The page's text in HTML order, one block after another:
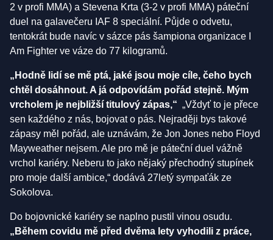
2 v profi MMA) a Stevena Krta (3-2 v profi MMA) páteční
duel na galavečeru IAF 8 speciální. Půjde o odvetu,
tentokrát bude navíc v sázce pás šampiona organizace I
Am Fighter ve váze do 77 kilogramů.
„Hodně lidí se mě ptá, jaké jsou moje cíle, čeho bych
chtěl dosáhnout. A já odpovídám pořád stejně. Mým
vrcholem je nejbližší titulový zápas,“ „Vždyť to je přece
sen každého z nás, bojovat o pás. Nejraději bys takové
zápasy měl pořád, ale uznávám, že Jon Jones nebo Floyd
Mayweather nejsem. Ale pro mě je páteční duel vážně
vrchol kariéry. Neberu to jako nějaký přechodný stupínek
pro moje další ambice,“ dodává 27letý sympaťák ze
Sokolova.
Do bojovnické kariéry se naplno pustil vinou osudu.
„Během covidu mě před dvěma lety vyhodili z práce,